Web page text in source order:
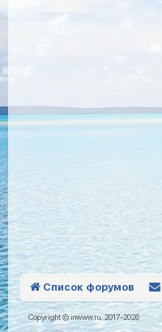
Список форумов
Copyright © inwww.ru, 2017-2026